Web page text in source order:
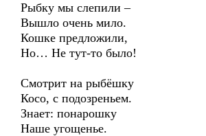
Рыбку мы слепили –
Вышло очень мило.
Кошке предложили,
Но… Не тут-то было!
Смотрит на рыбёшку
Косо, с подозреньем.
Знает: понарошку
Наше угощенье.